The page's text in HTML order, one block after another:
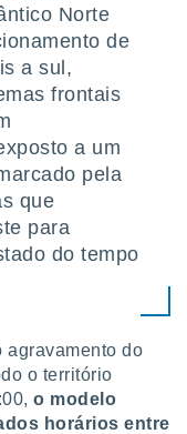
Norte
de
a sul,
frontais
a um
pela
que
para
do tempo
agravamento do
o território
o modelo
horários entre